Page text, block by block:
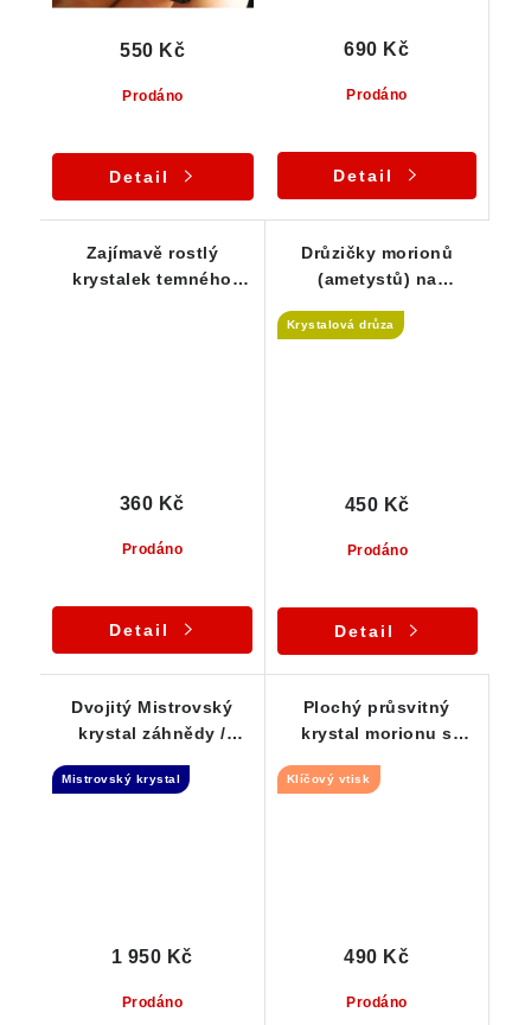
Prodáno
550 Kč
Detail
Prodáno
690 Kč
Detail
Zajímavě rostlý
krystalek temného
Prodáno
360 Kč
Detail
Drůzičky morionů
(ametystů) na
Krystalová drůza
Prodáno
450 Kč
Detail
Dvojitý Mistrovský
krystal záhnědy /
dvojice + Isis
Mistrovský krystal
Prodáno
1 950 Kč
Plochý průsvitný
krystal morionu s
Klíčový vtisk
Prodáno
490 Kč